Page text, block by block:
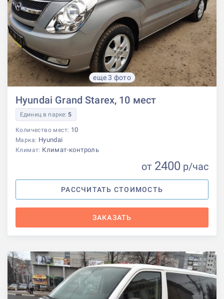
еще 3 фото
Hyundai Grand Starex, 10 мест
Единиц в парке: 5
Количество мест: 10
Марка: Hyundai
Климат: Климат-контроль
от 2400 р/час
РАССЧИТАТЬ СТОИМОСТЬ
ЗАКАЗАТЬ